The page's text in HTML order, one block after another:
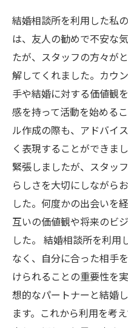
結婚相談所を利用した私
は、友人の勧めで不安な
たが、スタッフの方々が
解してくれました。カウ
手や結婚に対する価値観
感を持って活動を始める
ル作成の際も、アドバイ
く表現することができま
緊張しましたが、スタッ
らしさを大切にしながら
した。何度かの出会いを
互いの価値観や将来のビ
した。 結婚相談所を利用
なく、自分に合った相手
けられることの重要性を
想的なパートナーと結婚
ます。これから利用を考